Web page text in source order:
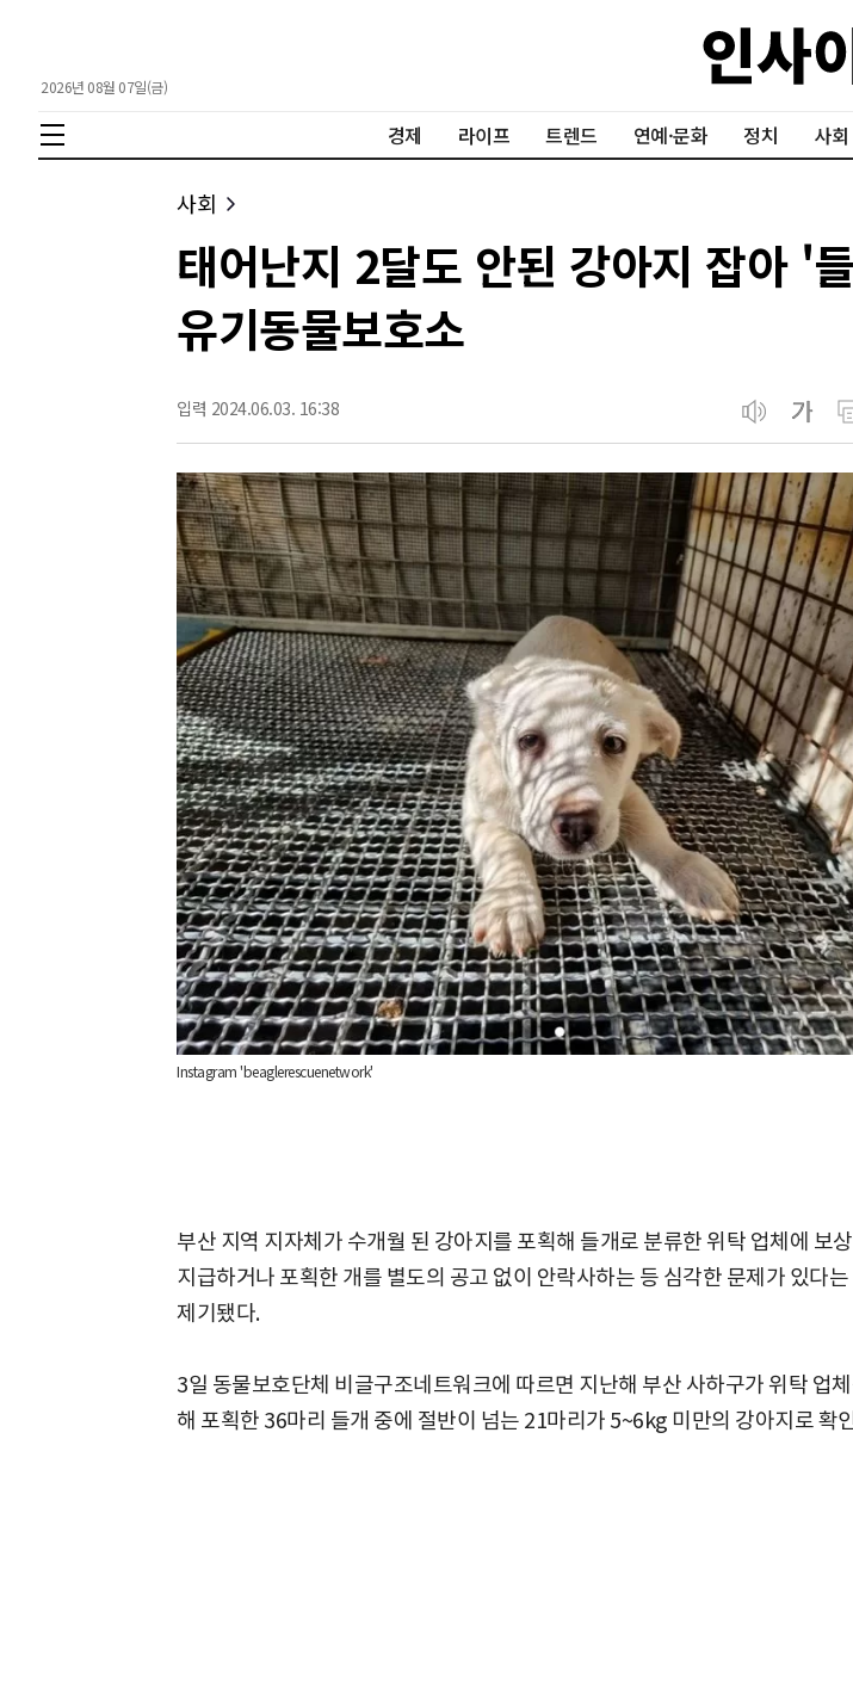
2026년 08월 07일(금)
경제 라이프 트렌드 연예·문화 정치 사회
사회
태어난지 2달도 안된 강아지 잡아 '
유기동물보호소
입력 2024.06.03. 16:38
Instagram 'beaglerescuenetwork'
부산 지역 지자체가 수개월 된 강아지를 포획해 들개로 분류한 위탁 업체에 보
지급하거나 포획한 개를 별도의 공고 없이 안락사하는 등 심각한 문제가 있다
제기됐다.
3일 동물보호단체 비글구조네트워크에 따르면 지난해 부산 사하구가 위탁 업
해 포획한 36마리 들개 중에 절반이 넘는 21마리가 5~6kg 미만의 강아지로 확